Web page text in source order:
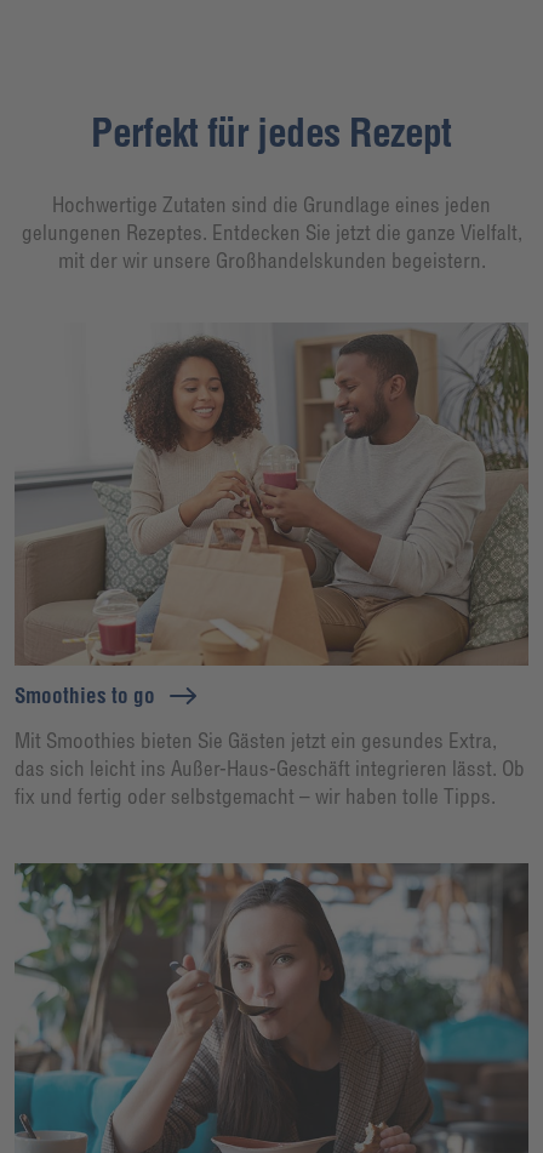
Perfekt für jedes Rezept
Hochwertige Zutaten sind die Grundlage eines jeden
gelungenen Rezeptes. Entdecken Sie jetzt die ganze Vielfalt,
mit der wir unsere Großhandelskunden begeistern.
Smoothies to go
Mit Smoothies bieten Sie Gästen jetzt ein gesundes Extra,
das sich leicht ins Außer-Haus-Geschäft integrieren lässt. Ob
fix und fertig oder selbstgemacht – wir haben tolle Tipps.